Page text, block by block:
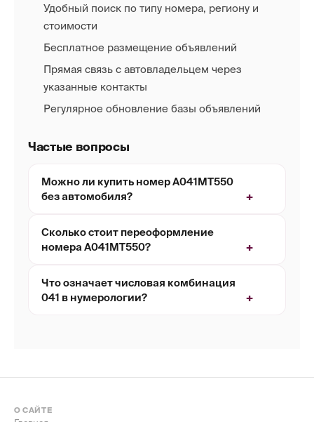
Удобный поиск по типу номера, региону и
стоимости
Бесплатное размещение объявлений
Прямая связь с автовладельцем через
указанные контакты
Регулярное обновление базы объявлений
Частые вопросы
Можно ли купить номер А041МТ550
без автомобиля?
Сколько стоит переоформление
номера А041МТ550?
Что означает числовая комбинация
041 в нумерологии?
О САЙТЕ